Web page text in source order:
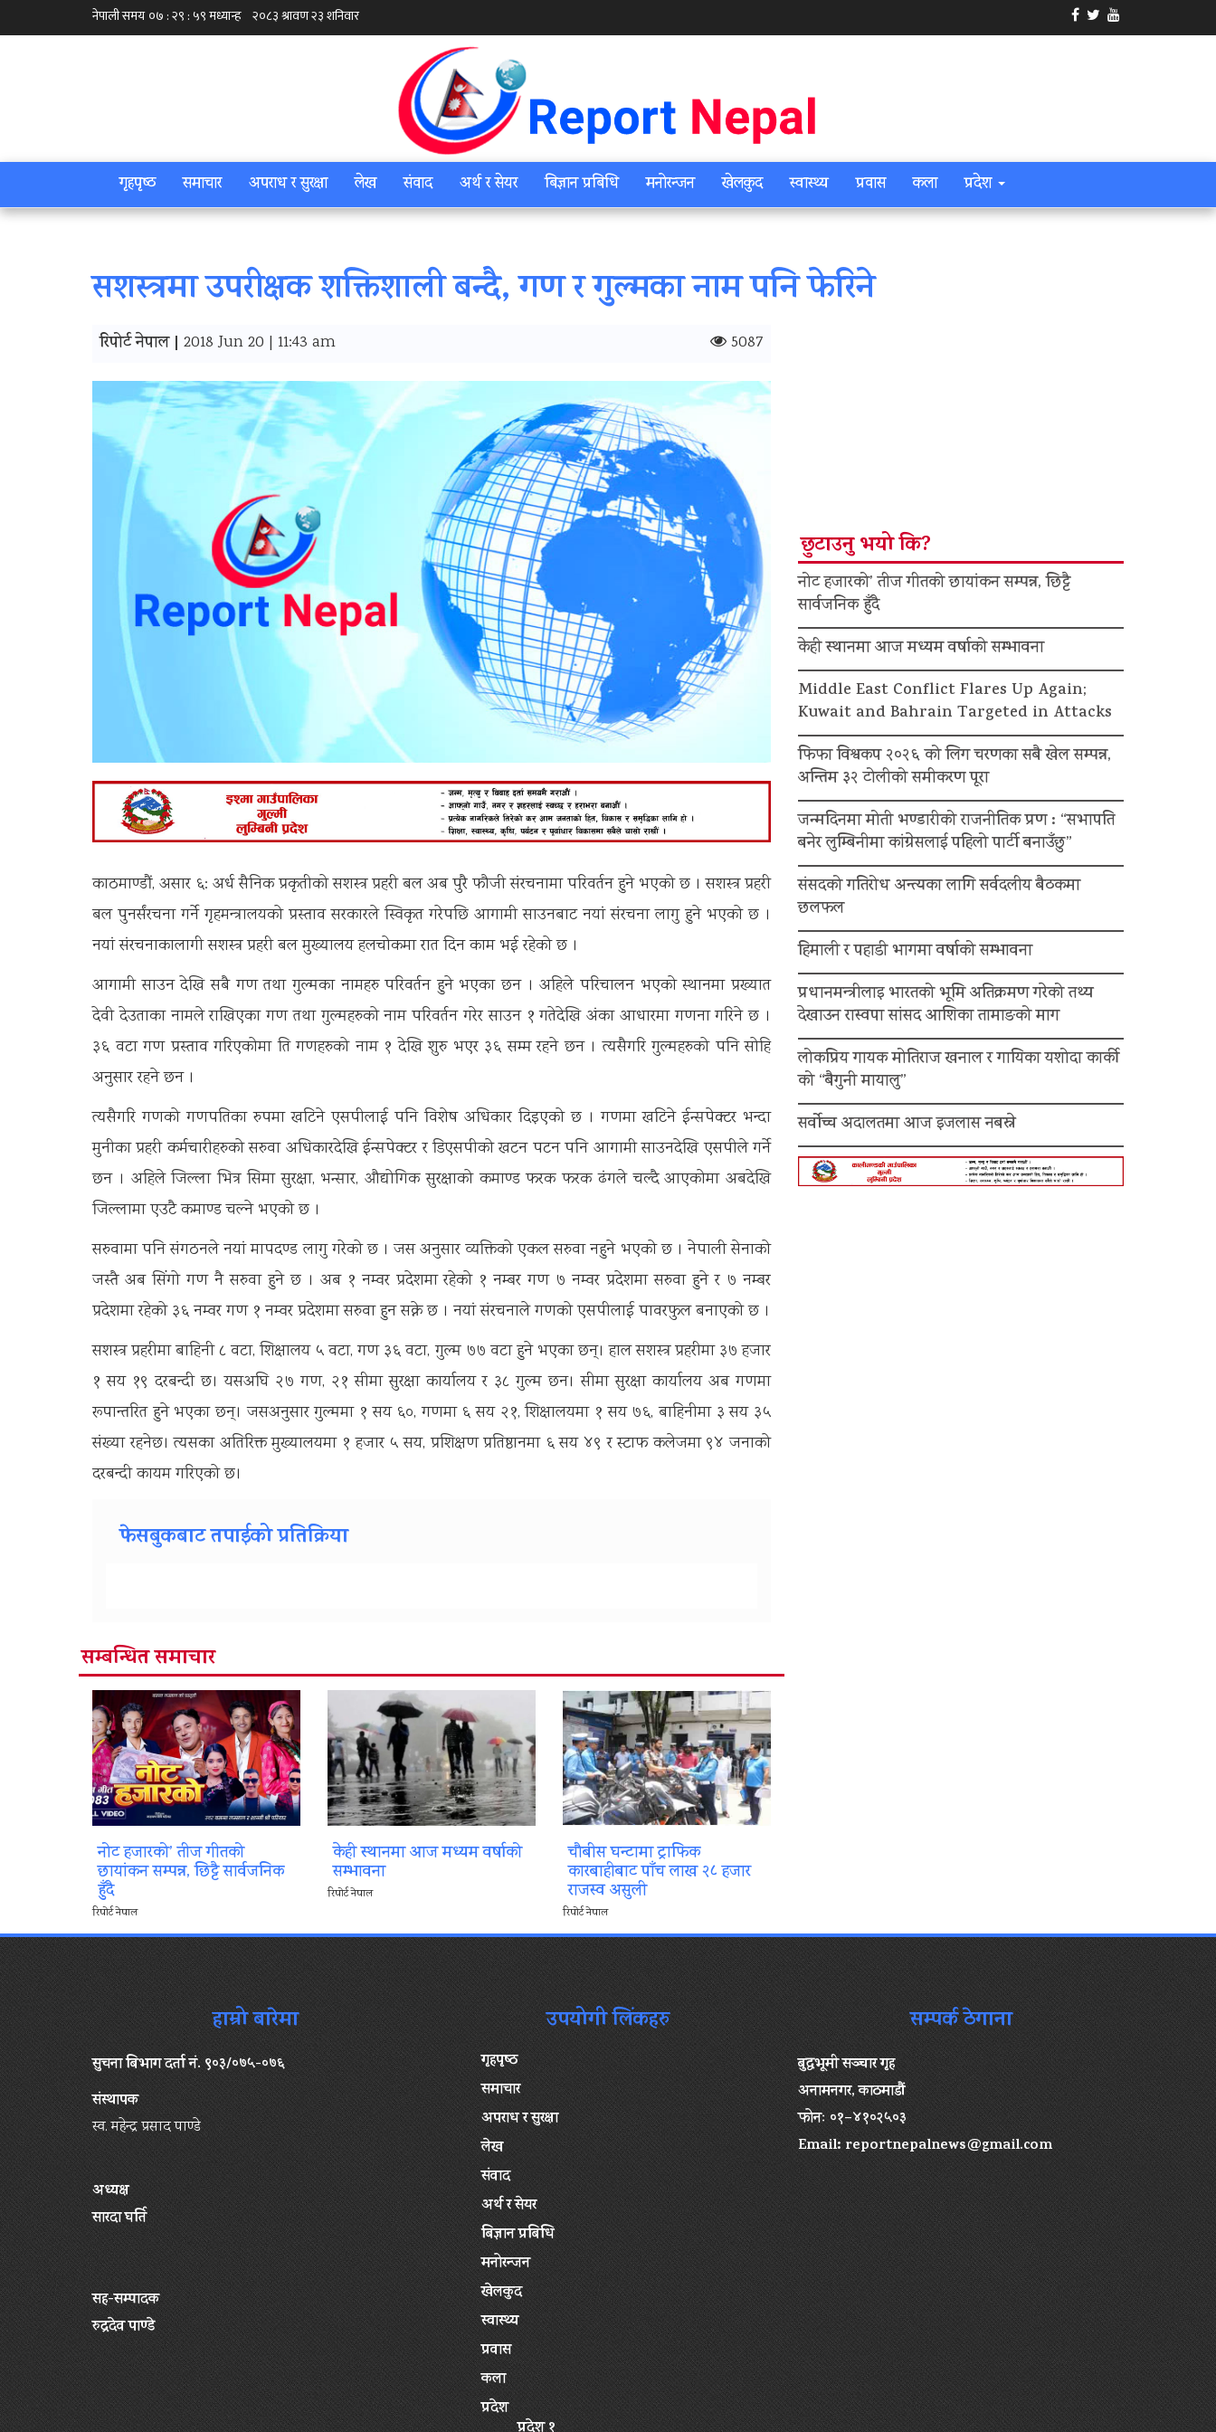
गृहपृष्‍ठ समाचार अपराध र सुरक्षा लेख संवाद अर्थ र सेयर बिज्ञान प्रबिधि मनोरन्जन खेलकुद स्वास्थ्य प्रवास कला प्रदेश
सशस्त्रमा उपरीक्षक शक्तिशाली बन्दै, गण र गुल्मका नाम पनि फेरिने
रिपोर्ट नेपाल | 2018 Jun 20 | 11:43 am 5087
काठमाण्डौं, असार ६: अर्ध सैनिक प्रकृतीको सशस्त्र प्रहरी बल अब पुरै फौजी संरचनामा परिवर्तन हुने भएको छ । सशस्त्र प्रहरी
बल पुनर्संरचना गर्ने गृहमन्त्रालयको प्रस्ताव सरकारले स्विकृत गरेपछि आगामी साउनबाट नयां संरचना लागु हुने भएको छ ।
नयां संरचनाकालागी सशस्त्र प्रहरी बल मुख्यालय हलचोकमा रात दिन काम भई रहेको छ ।
आगामी साउन देखि सबै गण तथा गुल्मका नामहरु परिवर्तन हुने भएका छन । अहिले परिचालन भएको स्थानमा प्रख्यात
देवी देउताका नामले राखिएका गण तथा गुल्महरुको नाम परिवर्तन गरेर साउन १ गतेदेखि अंका आधारमा गणना गरिने छ ।
३६ वटा गण प्रस्ताव गरिएकोमा ति गणहरुको नाम १ देखि शुरु भएर ३६ सम्म रहने छन । त्यसैगरि गुल्महरुको पनि सोहि
अनुसार रहने छन ।
त्यसैगरि गणको गणपतिका रुपमा खटिने एसपीलाई पनि विशेष अधिकार दिइएको छ । गणमा खटिने ईन्सपेक्टर भन्दा
मुनीका प्रहरी कर्मचारीहरुको सरुवा अधिकारदेखि ईन्सपेक्टर र डिएसपीको खटन पटन पनि आगामी साउनदेखि एसपीले गर्ने
छन । अहिले जिल्ला भित्र सिमा सुरक्षा, भन्सार, औद्योगिक सुरक्षाको कमाण्ड फरक फरक ढंगले चल्दै आएकोमा अबदेखि
जिल्लामा एउटै कमाण्ड चल्ने भएको छ ।
सरुवामा पनि संगठनले नयां मापदण्ड लागु गरेको छ । जस अनुसार व्यक्तिको एकल सरुवा नहुने भएको छ । नेपाली सेनाको
जस्तै अब सिंगो गण नै सरुवा हुने छ । अब १ नम्वर प्रदेशमा रहेको १ नम्बर गण ७ नम्वर प्रदेशमा सरुवा हुने र ७ नम्बर
प्रदेशमा रहेको ३६ नम्वर गण १ नम्वर प्रदेशमा सरुवा हुन सक्ने छ । नयां संरचनाले गणको एसपीलाई पावरफुल बनाएको छ ।
सशस्त्र प्रहरीमा बाहिनी ८ वटा, शिक्षालय ५ वटा, गण ३६ वटा, गुल्म ७७ वटा हुने भएका छन्। हाल सशस्त्र प्रहरीमा ३७ हजार
१ सय १९ दरबन्दी छ। यसअघि २७ गण, २१ सीमा सुरक्षा कार्यालय र ३८ गुल्म छन। सीमा सुरक्षा कार्यालय अब गणमा
रूपान्तरित हुने भएका छन्। जसअनुसार गुल्ममा १ सय ६०, गणमा ६ सय २१, शिक्षालयमा १ सय ७६, बाहिनीमा ३ सय ३५
संख्या रहनेछ। त्यसका अतिरिक्त मुख्यालयमा १ हजार ५ सय, प्रशिक्षण प्रतिष्ठानमा ६ सय ४९ र स्टाफ कलेजमा ९४ जनाको
दरबन्दी कायम गरिएको छ।
फेसबुकबाट तपाईको प्रतिक्रिया
सम्बन्धित समाचार
नोट हजारको’ तीज गीतको
छायांकन सम्पन्न, छिट्टै सार्वजनिक
हुँदै
रिपोर्ट नेपाल
केही स्थानमा आज मध्यम वर्षाको
सम्भावना
रिपोर्ट नेपाल
चौबीस घन्टामा ट्राफिक
कारबाहीबाट पाँच लाख २८ हजार
राजस्व असुली
रिपोर्ट नेपाल
छुटाउनु भयो कि?
नोट हजारको’ तीज गीतको छायांकन सम्पन्न, छिट्टै
सार्वजनिक हुँदै
केही स्थानमा आज मध्यम वर्षाको सम्भावना
Middle East Conflict Flares Up Again;
Kuwait and Bahrain Targeted in Attacks
फिफा विश्वकप २०२६ को लिग चरणका सबै खेल सम्पन्न,
अन्तिम ३२ टोलीको समीकरण पूरा
जन्मदिनमा मोती भण्डारीको राजनीतिक प्रण : “सभापति
बनेर लुम्बिनीमा कांग्रेसलाई पहिलो पार्टी बनाउँछु”
संसदको गतिरोध अन्त्यका लागि सर्वदलीय बैठकमा
छलफल
हिमाली र पहाडी भागमा वर्षाको सम्भावना
प्रधानमन्त्रीलाइ भारतको भूमि अतिक्रमण गरेको तथ्य
देखाउन रास्वपा सांसद आशिका तामाङको माग
लोकप्रिय गायक मोतिराज खनाल र गायिका यशोदा कार्की
को “बैगुनी मायालु”
सर्वोच्च अदालतमा आज इजलास नबस्ने
हाम्रो बारेमा
सुचना बिभाग दर्ता नं. ९०३/०७५-०७६
संस्थापक
स्व. महेन्द्र प्रसाद पाण्डे
अध्यक्ष
सारदा घर्ति
सह-सम्पादक
रुद्रदेव पाण्डे
उपयोगी लिंकहरु
गृहपृष्‍ठ
समाचार
अपराध र सुरक्षा
लेख
संवाद
अर्थ र सेयर
बिज्ञान प्रबिधि
मनोरन्जन
खेलकुद
स्वास्थ्य
प्रवास
कला
प्रदेश
सम्पर्क ठेगाना
बुद्धभूमी सञ्चार गृह
अनामनगर, काठमाडौं
फोनः ०१–४१०२५०३
Email:reportnepalnews@gmail.com